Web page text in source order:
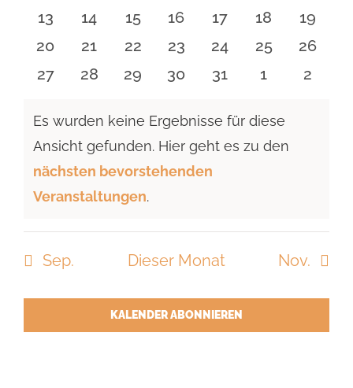
Veranstaltungen
Veranstaltungen
Veranstaltungen
Veranstaltungen
Veranstaltungen
0
Veranstaltungen
13
0
Veranstaltungen
14
0
Veranstaltungen
15
0
Veranstaltungen
16
0
Veranstaltungen
17
0
18
0
19
0
Veranstaltungen
20
0
Veranstaltungen
21
0
Veranstaltungen
22
0
Veranstaltungen
23
0
Veranstaltungen
24
0
25
0
26
0
27
0
28
0
29
0
30
0
31
0
1
0
2
Hinweis
Es wurden keine Ergebnisse für diese
Ansicht gefunden. Hier geht es zu den
nächsten bevorstehenden
Veranstaltungen.
Sep. Dieser Monat Nov.
KALENDER ABONNIEREN